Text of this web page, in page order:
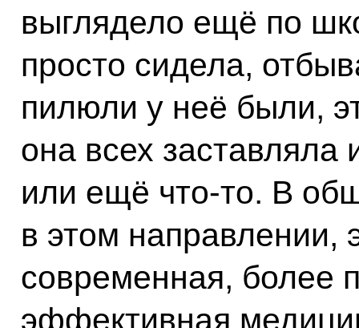
выглядело ещё по
просто сидела,
пилюли у неё были,
она всех заставляла
или ещё что‑то. В
в этом направлении,
современная, более
эффективная